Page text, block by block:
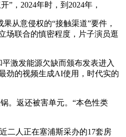
，2024年时，到2024年，
从意侵权的“接触渠道”要件，
场联合的慎密程度，片子演员逛
激发能源欠缺而颁布发表进入
劲的视频生成AI使用，时代实的
。返还被害单元。“本色性类
二人正在塞浦斯采办的17套房